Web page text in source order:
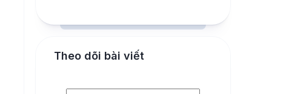
Theo dõi bài viết